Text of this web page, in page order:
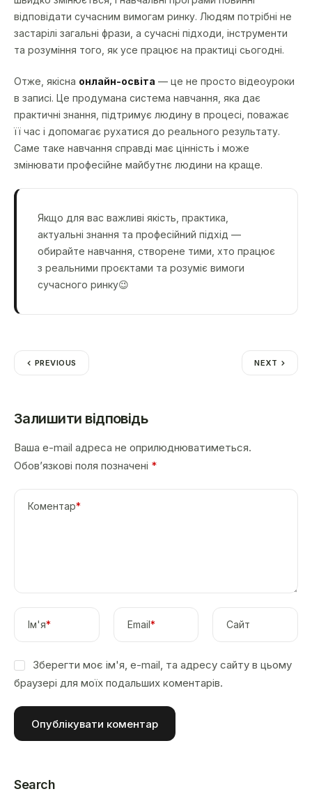
відповідати сучасним вимогам ринку. Людям потрібні не
застарілі загальні фрази, а сучасні підходи, інструменти
та розуміння того, як усе працює на практиці сьогодні.
Отже, якісна онлайн-освіта — це не просто відеоуроки
в записі. Це продумана система навчання, яка дає
практичні знання, підтримує людину в процесі, поважає
її час і допомагає рухатися до реального результату.
Саме таке навчання справді має цінність і може
змінювати професійне майбутнє людини на краще.
Якщо для вас важливі якість, практика,
актуальні знання та професійний підхід —
обирайте навчання, створене тими, хто працює
з реальними проєктами та розуміє вимоги
сучасного ринку😉
PREVIOUS NEXT
Залишити відповідь
Ваша e-mail адреса не оприлюднюватиметься.
Обов’язкові поля позначені *
Коментар*
Ім'я* Email* Сайт
Зберегти моє ім'я, e-mail, та адресу сайту в цьому
браузері для моїх подальших коментарів.
Search